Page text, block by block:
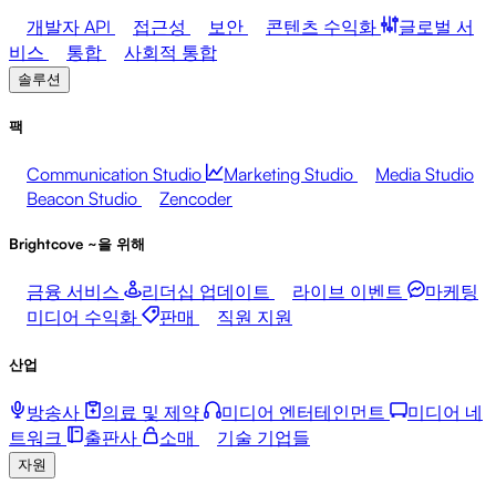
개발자 API 접근성 보안 콘텐츠 수익화
글로벌 서
비스
통합 사회적 통합
솔루션
팩
Communication Studio Marketing Studio
Media Studio
Beacon Studio
Zencoder
Brightcove ~을 위해
금융 서비스 리더십 업데이트 라이브 이벤트
마케팅
미디어 수익화
판매 직원 지원
산업
방송사 의료 및 제약 미디어 엔터테인먼트
미디어 네
트워크
출판사 소매 기술 기업들
자원